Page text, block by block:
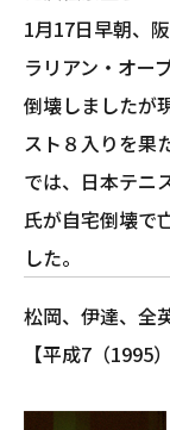
1月17日早朝、
ラリアン・オー
倒壊しましたが
スト８入りを果
では、日本テニ
氏が自宅倒壊で
した。
松岡、伊達、全
【平成7（1995